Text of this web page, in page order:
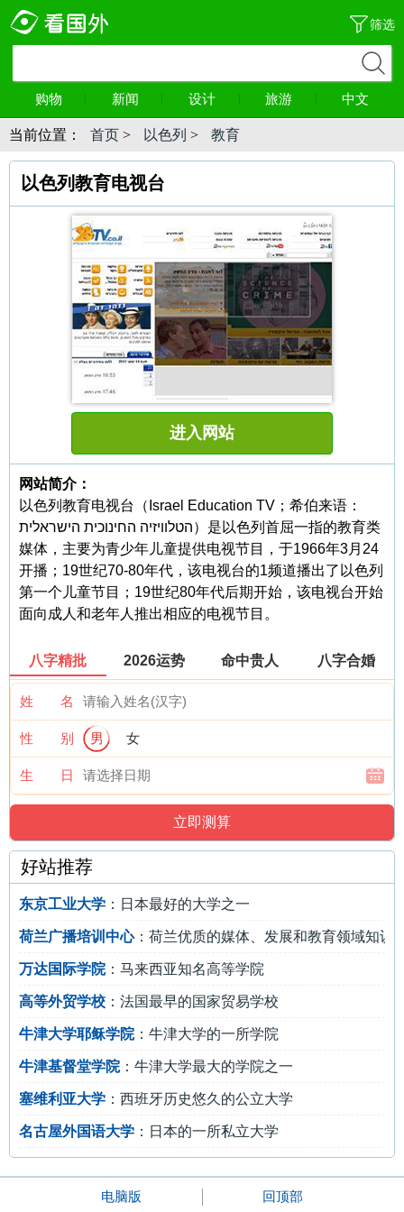
筛选
购物 新闻 设计 旅游 中文
当前位置： 首页 > 以色列 > 教育
以色列教育电视台
进入网站
网站简介：
以色列教育电视台（Israel Education TV；希伯来语：
הטלוויזיה החינוכית הישראלית）是以色列首屈一指的教育类
媒体，主要为青少年儿童提供电视节目，于1966年3月24
开播；19世纪70-80年代，该电视台的1频道播出了以色列
第一个儿童节目；19世纪80年代后期开始，该电视台开始
面向成人和老年人推出相应的电视节目。
八字精批 2026运势 命中贵人 八字合婚
姓 名
性 别 男 女
生 日
好站推荐
东京工业大学 ：日本最好的大学之一
荷兰广播培训中心：荷兰优质的媒体、发展和教育领域知识
万达国际学院：马来西亚知名高等学院
高等外贸学校 ：法国最早的国家贸易学校
牛津大学耶稣学院：牛津大学的一所学院
牛津基督堂学院：牛津大学最大的学院之一
塞维利亚大学 ：西班牙历史悠久的公立大学
名古屋外国语大学 ：日本的一所私立大学
电脑版 回顶部